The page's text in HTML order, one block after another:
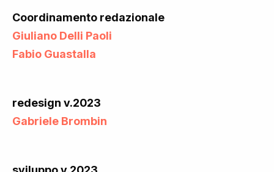
Coordinamento redazionale
Giuliano Delli Paoli
Fabio Guastalla
redesign v.2023
Gabriele Brombin